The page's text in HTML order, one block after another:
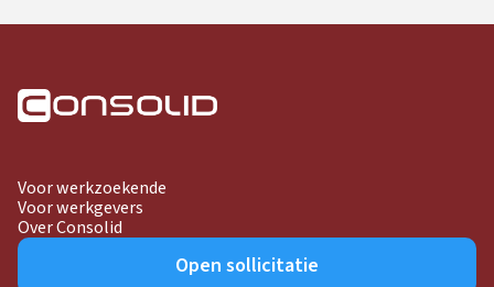
Voor werkzoekende
Voor werkgevers
Over Consolid
Open sollicitatie